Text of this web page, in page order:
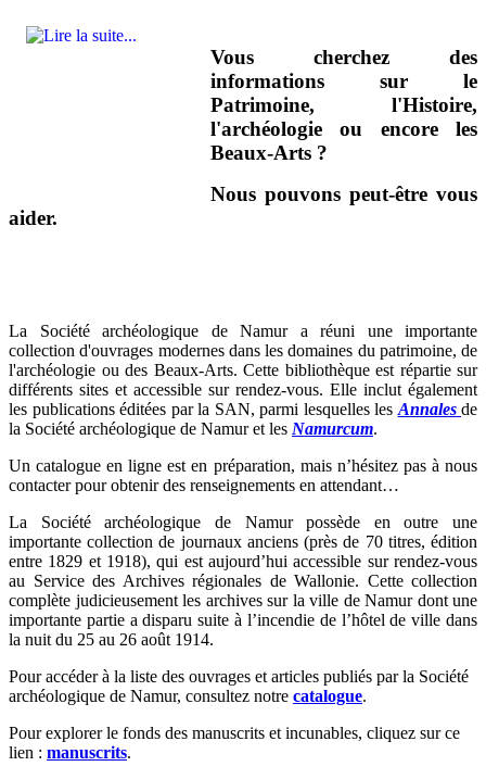
Vous cherchez des
informations sur le
Patrimoine, l'Histoire,
l'archéologie ou encore les
Beaux-Arts ?
Nous pouvons peut-être vous
aider.
La Société archéologique de Namur a réuni une importante
collection d'ouvrages modernes dans les domaines du patrimoine, de
l'archéologie ou des Beaux-Arts. Cette bibliothèque est répartie sur
différents sites et accessible sur rendez-vous. Elle inclut également
les publications éditées par la SAN, parmi lesquelles les Annales de
la Société archéologique de Namur et les Namurcum.
Un catalogue en ligne est en préparation, mais n’hésitez pas à nous
contacter pour obtenir des renseignements en attendant…
La Société archéologique de Namur possède en outre une
importante collection de journaux anciens (près de 70 titres, édition
entre 1829 et 1918), qui est aujourd’hui accessible sur rendez-vous
au Service des Archives régionales de Wallonie. Cette collection
complète judicieusement les archives sur la ville de Namur dont une
importante partie a disparu suite à l’incendie de l’hôtel de ville dans
la nuit du 25 au 26 août 1914.
Pour accéder à la liste des ouvrages et articles publiés par la Société
archéologique de Namur, consultez notre catalogue.
Pour explorer le fonds des manuscrits et incunables, cliquez sur ce
lien : manuscrits.